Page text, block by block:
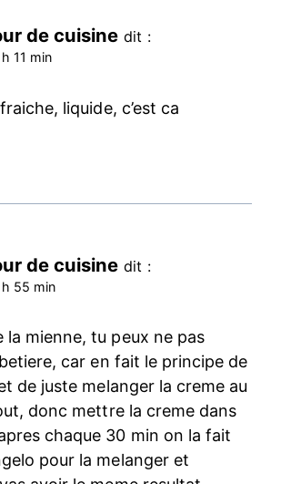
de cuisine dit :
11 min
liquide, c’est ca
de cuisine dit :
h 55 min
la mienne, tu peux ne pas
car en fait le principe de
de juste melanger la creme au
donc mettre la creme dans
chaque 30 min on la fait
pour la melanger et